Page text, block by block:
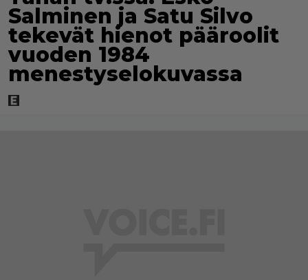
Salminen ja Satu Silvo
tekevät hienot pääroolit
vuoden 1984
menestyselokuvassa